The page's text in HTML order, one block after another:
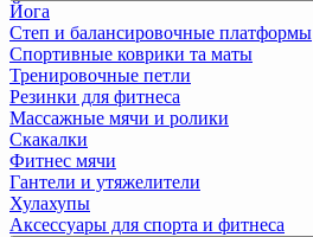
Йога
Степ и балансировочные платформы
Спортивные коврики та маты
Тренировочные петли
Резинки для фитнеса
Массажные мячи и ролики
Скакалки
Фитнес мячи
Гантели и утяжелители
Хулахупы
Аксессуары для спорта и фитнеса